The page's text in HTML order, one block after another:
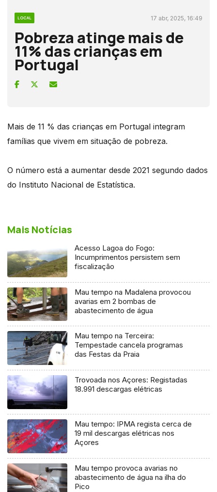
LOCAL 17 abr, 2025, 16:49
Pobreza atinge mais de
11% das crianças em
Portugal
Mais de 11 % das crianças em Portugal integram
famílias que vivem em situação de pobreza.
O número está a aumentar desde 2021 segundo dados
do Instituto Nacional de Estatística.
Mais Notícias
Acesso Lagoa do Fogo:
Incumprimentos persistem sem
fiscalização
Mau tempo na Madalena provocou
avarias em 2 bombas de
abastecimento de água
Mau tempo na Terceira:
Tempestade cancela programas
das Festas da Praia
Trovoada nos Açores: Registadas
18.991 descargas elétricas
Mau tempo: IPMA regista cerca de
19 mil descargas elétricas nos
Açores
Mau tempo provoca avarias no
abastecimento de água na ilha do
Pico